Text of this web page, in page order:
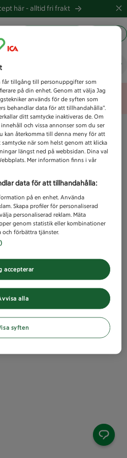
här -alltid fri frakt
idag?
error
får tillgång till personuppgifter som
på din enhet. Genom att välja Jag
används för de syften som
behandlar data för att tillhandahålla”.
ditt samtycke inaktiveras de. Om
och vissa annonser som du ser
kan återkomma till denna meny för att
när som helst genom att klicka
längst ned på webbsidan. Dina val
Mer information finns i vår
data för att tillhandahålla:
på en enhet. Använda
Skapa profiler för personaliserad
personaliserad reklam. Mäta
genom statistik eller kombinationer
och förbättra tjänster.
alla
accepterar
syften